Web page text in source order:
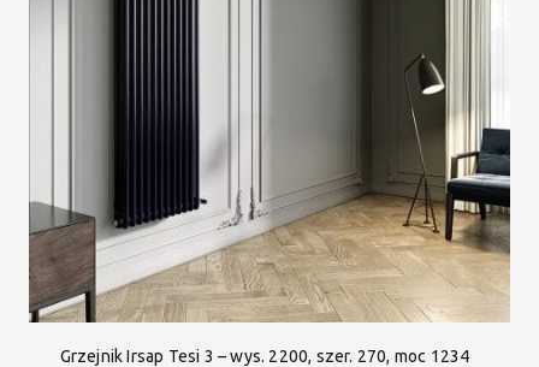
Grzejnik Irsap Tesi 3 – wys. 2200, szer. 270, moc 1234